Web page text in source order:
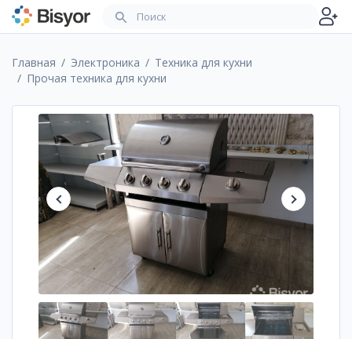
Главная Электроника
Техника для кухни
Прочая техника для кухни